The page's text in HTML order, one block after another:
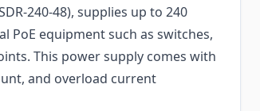
240-48), supplies up to 240
PoE equipment such as switches,
This power supply comes with
and overload current